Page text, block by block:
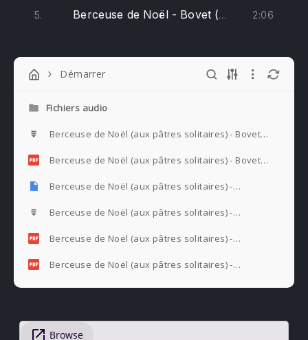
5. Berceuse de Noël - Bovet (basse) 2:06
Démarrer
Fichiers audio
Berceuse de Noël (aux pâtres solitaires) - Bovet
Berceuse de Noël (aux pâtres solitaires) - Bovet
Berceuse de Noël (aux pâtres solitaires) -
Berceuse de Noël (aux pâtres solitaires) -
Berceuse de Noël (aux pâtres solitaires) -
Berceuse de Noël (aux pâtres solitaires) -